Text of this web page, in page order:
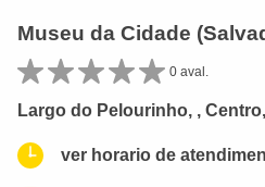
Museu da Cidade
0 aval.
Largo do Pelourinho, ,
ver horario de